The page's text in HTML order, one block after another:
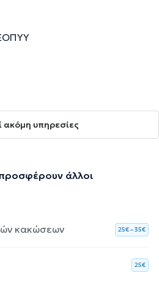
ακόμη υπηρεσίες
άλλοι
κακώσεων 25€ – 35€
25€